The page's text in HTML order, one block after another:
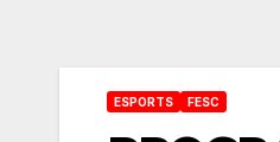
ESPORTS FESC